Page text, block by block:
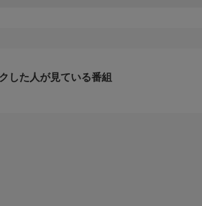
した人が見ている番組